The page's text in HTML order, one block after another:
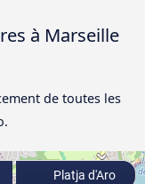
à Marseille
de toutes les
Platja d'Aro